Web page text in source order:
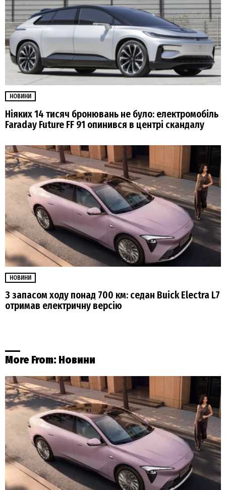
НОВИНИ
Ніяких 14 тисяч бронювань не було: електромобіль
Faraday Future FF 91 опинився в центрі скандалу
НОВИНИ
З запасом ходу понад 700 км: седан Buick Electra L7
отримав електричну версію
More From: Новини